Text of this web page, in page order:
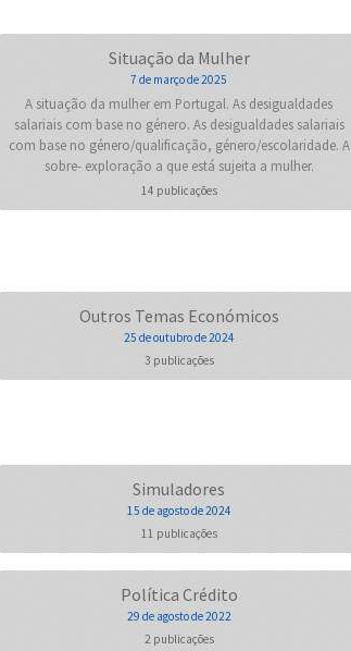
Situação da Mulher
7 de março de 2025
A situação da mulher em Portugal. As desigualdades
salariais com base no género. As desigualdades salariais
com base no género/qualificação, género/escolaridade. A
sobre- exploração a que está sujeita a mulher.
14 publicações
Outros Temas Económicos
25 de outubro de 2024
3 publicações
Simuladores
15 de agosto de 2024
11 publicações
Política Crédito
29 de agosto de 2022
2 publicações